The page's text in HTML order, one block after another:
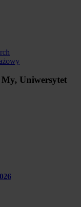
My, Uniwersytet